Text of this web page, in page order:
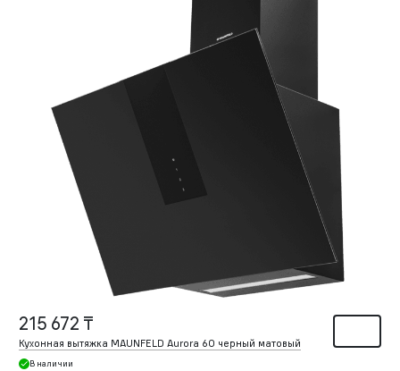
215 672 ₸
Кухонная вытяжка MAUNFELD Aurora 60 черный матовый
В наличии